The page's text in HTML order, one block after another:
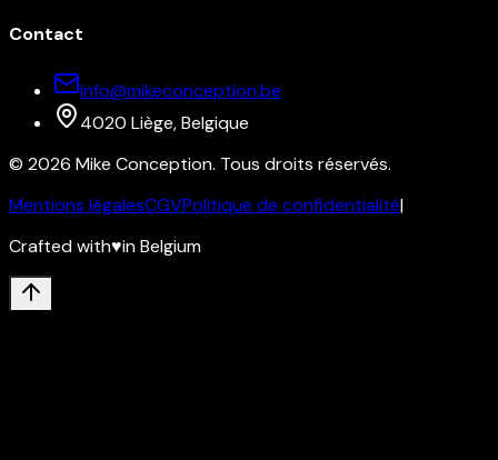
Contact
info@mikeconception.be
4020 Liège, Belgique
© 2026 Mike Conception. Tous droits réservés.
Mentions légalesCGVPolitique de confidentialité|
Crafted with♥in Belgium